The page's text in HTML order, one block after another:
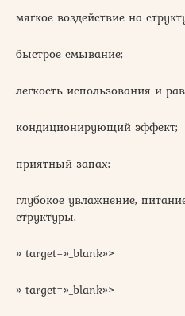
мягкое воздействие на
быстрое смывание;
легкость использования и
кондиционирующий эффект;
приятный запах;
глубокое увлажнение,
структуры.
» target=»_blank»>
» target=»_blank»>